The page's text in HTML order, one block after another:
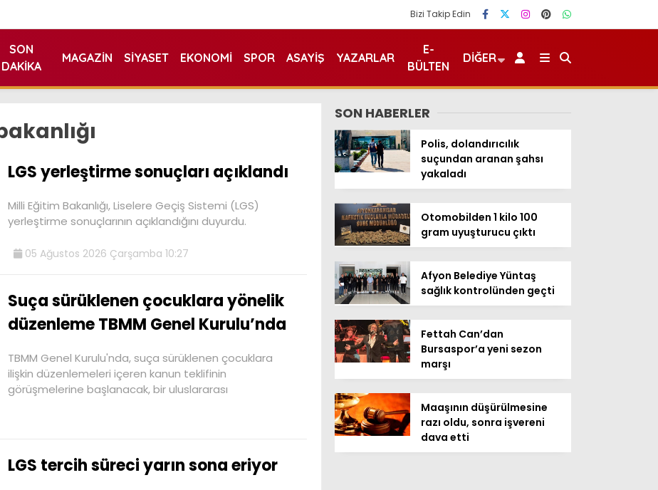
Bizi Takip Edin
SON
DAKIKA
MAGAZIN SIYASET EKONOMI SPOR ASAYIŞ YAZARLAR
E-
BÜLTEN
DIĞER
LGS yerleştirme sonuçları açıklandı
Milli Eğitim Bakanlığı, Liselere Geçiş Sistemi (LGS)
yerleştirme sonuçlarının açıklandığını duyurdu.
05 Ağustos 2026 Çarşamba 10:27
Suça sürüklenen çocuklara yönelik
düzenleme TBMM Genel Kurulu’nda
TBMM Genel Kurulu'nda, suça sürüklenen çocuklara
ilişkin düzenlemeleri içeren kanun teklifinin
görüşmelerine başlanacak, bir uluslararası
LGS tercih süreci yarın sona eriyor
SON HABERLER
Polis, dolandırıcılık
suçundan aranan şahsı
yakaladı
Otomobilden 1 kilo 100
gram uyuşturucu çıktı
Afyon Belediye Yüntaş
sağlık kontrolünden geçti
Fettah Can’dan
Bursaspor’a yeni sezon
marşı
Maaşının düşürülmesine
razı oldu, sonra işvereni
dava etti